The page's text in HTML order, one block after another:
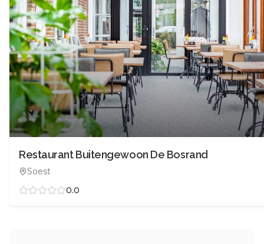
Restaurant Buitengewoon De Bosrand
Soest
0.0